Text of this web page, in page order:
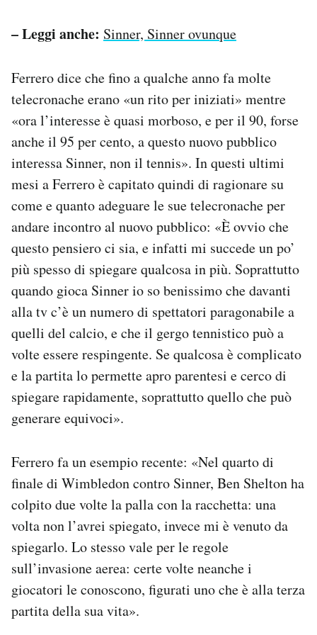
– Leggi anche: Sinner, Sinner ovunque
Ferrero dice che fino a qualche anno fa molte
telecronache erano «un rito per iniziati» mentre
«ora l’interesse è quasi morboso, e per il 90, forse
anche il 95 per cento, a questo nuovo pubblico
interessa Sinner, non il tennis». In questi ultimi
mesi a Ferrero è capitato quindi di ragionare su
come e quanto adeguare le sue telecronache per
andare incontro al nuovo pubblico: «È ovvio che
questo pensiero ci sia, e infatti mi succede un po’
più spesso di spiegare qualcosa in più. Soprattutto
quando gioca Sinner io so benissimo che davanti
alla tv c’è un numero di spettatori paragonabile a
quelli del calcio, e che il gergo tennistico può a
volte essere respingente. Se qualcosa è complicato
e la partita lo permette apro parentesi e cerco di
spiegare rapidamente, soprattutto quello che può
generare equivoci».
Ferrero fa un esempio recente: «Nel quarto di
finale di Wimbledon contro Sinner, Ben Shelton ha
colpito due volte la palla con la racchetta: una
volta non l’avrei spiegato, invece mi è venuto da
spiegarlo. Lo stesso vale per le regole
sull’invasione aerea: certe volte neanche i
giocatori le conoscono, figurati uno che è alla terza
partita della sua vita».